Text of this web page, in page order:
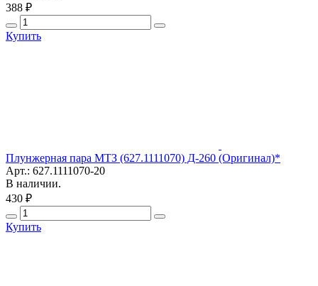
388 ₽
Купить
Плунжерная пара МТЗ (627.1111070) Д-260 (Оригинал)*
Арт.: 627.1111070-20
В наличии.
430 ₽
Купить